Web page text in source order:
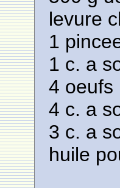
levure
1
1 c. a
4 oeufs
4 c. a
3 c. a
huile